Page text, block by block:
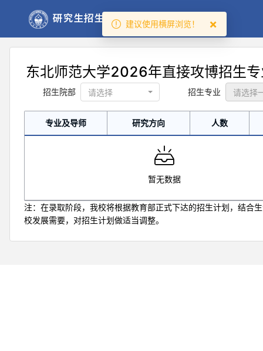
东北师范大学2026年直接攻博招生
招生院部 招生专业
专业及导师 研究方向 人数
专业及导师 研究方向 人数
暂无数据
注：在录取阶段，我校将根据教育部正式下达的招生计划，结合
校发展需要，对招生计划做适当调整。
建议使用横屏浏览！ ×